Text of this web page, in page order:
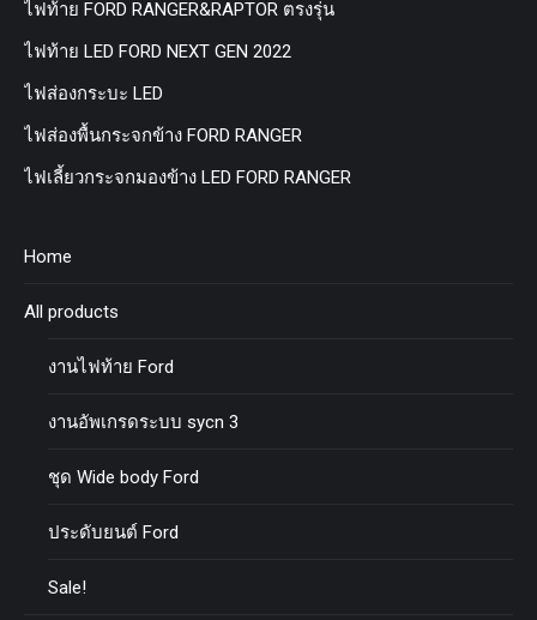
ไฟท้าย FORD RANGER&RAPTOR ตรงรุ่น
ไฟท้าย LED FORD NEXT GEN 2022
ไฟส่องกระบะ LED
ไฟส่องพื้นกระจกข้าง FORD RANGER
ไฟเลี้ยวกระจกมองข้าง LED FORD RANGER
Home
All products
งานไฟท้าย Ford
งานอัพเกรดระบบ sycn 3
ชุด Wide body Ford
ประดับยนต์ Ford
Sale!